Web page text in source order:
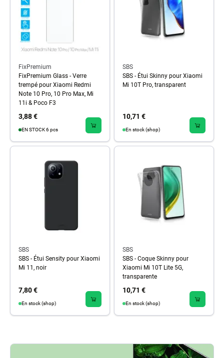
FixPremium
FixPremium Glass - Verre
trempé pour Xiaomi Redmi
Note 10 Pro, 10 Pro Max, Mi
11i & Poco F3
3,88 €
EN STOCK 6 pcs
SBS
SBS - Étui Skinny pour Xiaomi
Mi 10T Pro, transparent
10,71 €
En stock (shop)
SBS
SBS - Étui Sensity pour Xiaomi
Mi 11, noir
7,80 €
En stock (shop)
SBS
SBS - Coque Skinny pour
Xiaomi Mi 10T Lite 5G,
transparente
10,71 €
En stock (shop)